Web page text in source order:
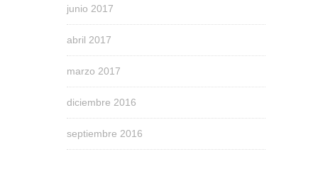
junio 2017
abril 2017
marzo 2017
diciembre 2016
septiembre 2016